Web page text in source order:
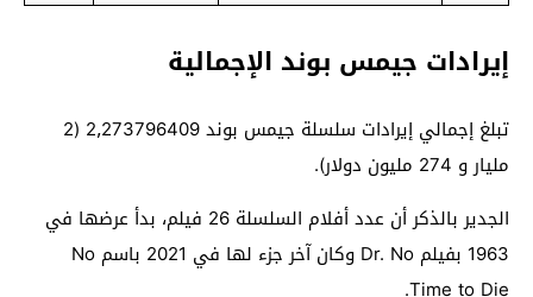
إيرادات جيمس بوند الإجمالية
تبلغ إجمالي إيرادات سلسلة جيمس بوند 2٫273796409 (2
مليار و 274 مليون دولار).
الجدير بالذكر أن عدد أفلام السلسلة 26 فيلم، بدأ عرضها في
1963 بفيلم Dr. No وكان آخر جزء لها في 2021 باسم No
Time to Die.